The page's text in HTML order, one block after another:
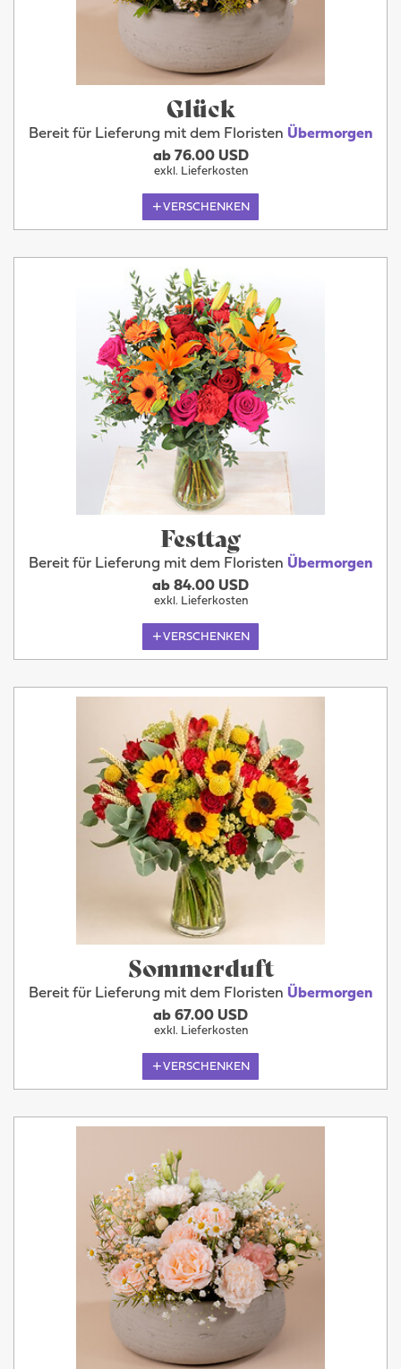
Glück
Bereit für Lieferung mit dem Floristen Übermorgen
ab 76.00 USD
exkl. Lieferkosten
VERSCHENKEN
Festtag
Bereit für Lieferung mit dem Floristen Übermorgen
ab 84.00 USD
exkl. Lieferkosten
VERSCHENKEN
Sommerduft
Bereit für Lieferung mit dem Floristen Übermorgen
ab 67.00 USD
exkl. Lieferkosten
VERSCHENKEN